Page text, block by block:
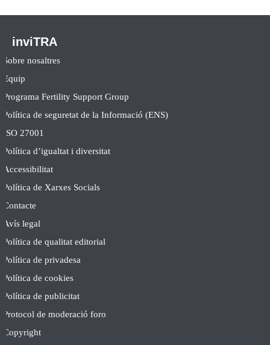
inviTRA
Sobre nosaltres
Equip
Programa Fertility Support Group
Política de seguretat de la Informació (ENS)
ISO 27001
Política d’igualtat i diversitat
Accessibilitat
Política de Xarxes Socials
Contacte
Avís legal
Política de qualitat editorial
Política de privadesa
Política de cookies
Política de publicitat
Protocol de moderació foro
Copyright